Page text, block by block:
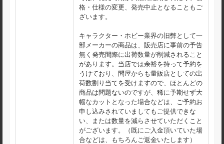
格・仕様の変更、発売中止となることもご
ざいます。
キャラクター・ホビー業界の旧弊として一
部メーカーの商品は、販売店に事前の予告
無く発売間際に出荷数量が削減されること
があります。当店では余裕を持って予約を
うけており、問屋からも量販店としての出
荷数割り当てを受けますので、ほとんどの
商品は問題ないのですが、稀に予期せず大
幅なカットとなった場合などは、ご予約お
申し込みされていましてもご提供できな
い、または数量を減らさせていただくこと
がございます。（既にご入金頂いていた場
合などは、もちろんご返金いたします）